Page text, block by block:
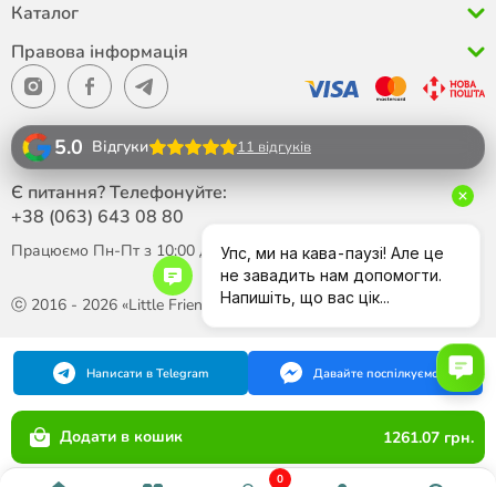
0
Додати в кошик 1261.07 грн.
Каталог
Правова інформація
ⓒ 2016 - 2026 «Little Friend»
5.0 Відгуки 11 відгуків
Є питання? Телефонуйте:
+38 (063) 643 08 80
Працюємо Пн-Пт з 10:00 до 18:00
Написати в Telegram Давайте поспілкуємося